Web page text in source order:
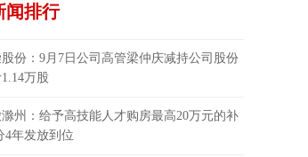
闻排行
股份：9月7日公司高管梁仲庆减持公司股份
万股
州：给予高技能人才购房最高20万元的补
4年发放到位